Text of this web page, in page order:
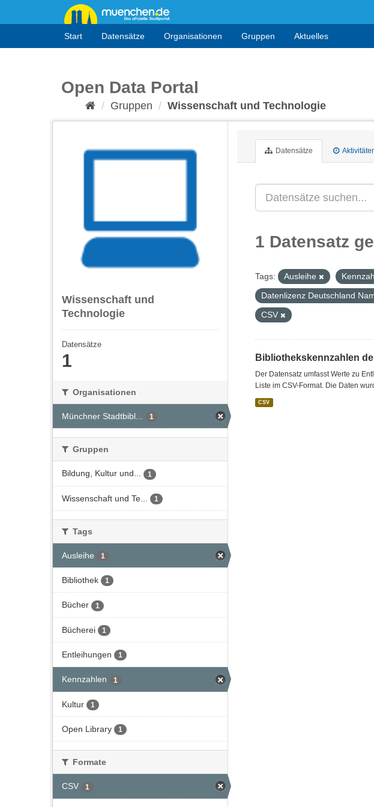
Start Datensätze Organisationen Gruppen Aktuelles
Open Data Portal
Gruppen Wissenschaft und Technologie
Wissenschaft und
Technologie
Datensätze
1
Organisationen
Münchner Stadtbibl... 1
Gruppen
Bildung, Kultur und... 1
Wissenschaft und Te... 1
Tags
Ausleihe 1
Bibliothek 1
Bücher 1
Bücherei 1
Entleihungen 1
Kennzahlen 1
Kultur 1
Open Library 1
Formate
CSV 1
Datensätze
1 Datensatz
Tags: Ausleihe
Datenlizenz Deutschland
CSV
Bibliothekskennzahlen
Der Datensatz umfasst Werte zu
Liste im CSV-Format. Die Daten
CSV